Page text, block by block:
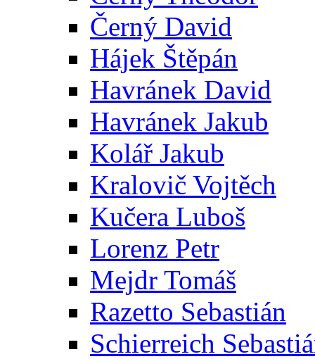
Černý David
Hájek Štěpán
Havránek David
Havránek Jakub
Kolář Jakub
Kralovič Vojtěch
Kučera Luboš
Lorenz Petr
Mejdr Tomáš
Razetto Sebastián
Schierreich